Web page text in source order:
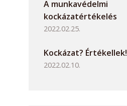
A munkavédelmi
kockázatértékelés
2022.02.25.
Kockázat? Értékellek!
2022.02.10.